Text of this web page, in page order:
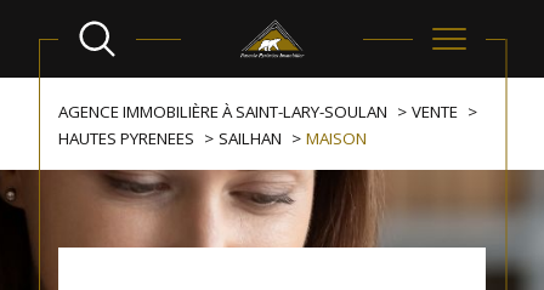
AGENCE IMMOBILIÈRE À SAINT-LARY-SOULAN
VENTE
HAUTES PYRENEES
SAILHAN MAISON